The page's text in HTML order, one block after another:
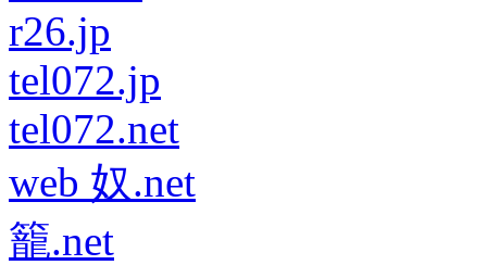
r26.jp
tel072.jp
tel072.net
web 奴.net
籠.net